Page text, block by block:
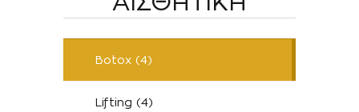
Botox (4)
Lifting (4)